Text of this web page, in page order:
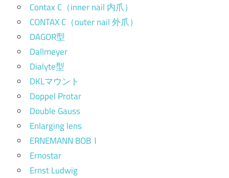
Contax C（inner nail 内爪）
CONTAX C（outer nail 外爪）
DAGOR型
Dallmeyer
Dialyte型
DKLマウント
Doppel Protar
Double Gauss
Enlarging lens
ERNEMANN BOBⅠ
Ernostar
Ernst Ludwig